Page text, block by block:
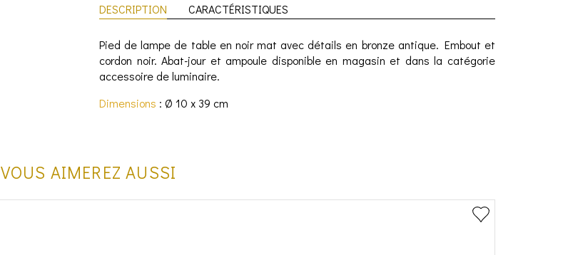
DESCRIPTION CARACTÉRISTIQUES
Pied de lampe de table en noir mat avec détails en bronze antique. Embout et
cordon noir. Abat-jour et ampoule disponible en magasin et dans la catégorie
accessoire de luminaire.
Dimensions : Ø 10 x 39 cm
VOUS AIMEREZ AUSSI